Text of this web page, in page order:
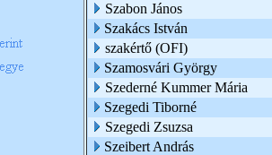
Szabon János
Szakács István
szakértő (OFI)
Szamosvári György
Szederné Kummer Mária
Szegedi Tiborné
Szegedi Zsuzsa
Szeibert András